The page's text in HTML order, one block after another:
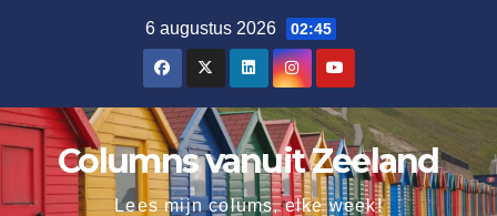
6 augustus 2026 02:45
Columns vanuit Zeeland
Lees mijn colums, elke week!